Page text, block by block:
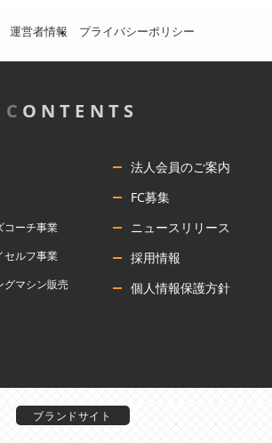
運営者情報 プライバシーポリシー
C ONTENTS
コーチ事業
セルフ事業
グマシン販売
法人会員のご案内
FC募集
ニュースリリース
採用情報
個人情報保護方針
ブランドサイト